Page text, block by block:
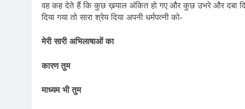
राम नाम लो प्रेम से –
3 Years Ago
विश्व पुस्तक मेले (10-18
वह कह देते हैं कि कुछ ख़याल अंकित हो गए और कुछ उभरे और दबा
दिया गया तो सारा श्रेय दिया अपनी धर्मपत्नी को-
मेरी सारी अभिलाषाओं का
कारण तुम
माध्यम भी तुम